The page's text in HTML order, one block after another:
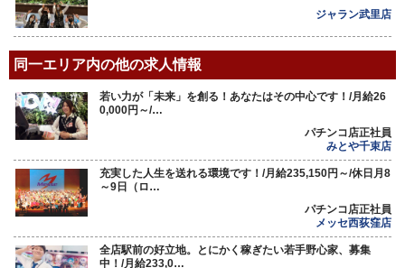
ジャラン武里店
同一エリア内の他の求人情報
若い力が「未来」を創る！あなたはその中心です！/月給26
0,000円～/…
パチンコ店正社員
みとや千束店
充実した人生を送れる環境です！/月給235,150円～/休日月8
～9日（ロ…
パチンコ店正社員
メッセ西荻窪店
全店駅前の好立地。とにかく稼ぎたい若手野心家、募集
中！/月給233,0…